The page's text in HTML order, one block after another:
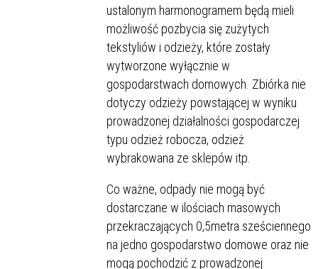
ustalonym harmonogramem będą mieli
możliwość pozbycia się zużytych
tekstyliów i odzieży, które zostały
wytworzone wyłącznie w
gospodarstwach domowych. Zbiórka nie
dotyczy odzieży powstającej w wyniku
prowadzonej działalności gospodarczej
typu odzież robocza, odzież
wybrakowana ze sklepów itp.
Co ważne, odpady nie mogą być
dostarczane w ilościach masowych
przekraczających 0,5metra sześciennego
na jedno gospodarstwo domowe oraz nie
mogą pochodzić z prowadzonej